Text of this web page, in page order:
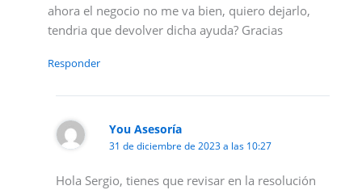
ahora el negocio no me va bien, quiero dejarlo,
tendria que devolver dicha ayuda? Gracias
Responder
You Asesoría
31 de diciembre de 2023 a las 10:27
Hola Sergio, tienes que revisar en la resolución